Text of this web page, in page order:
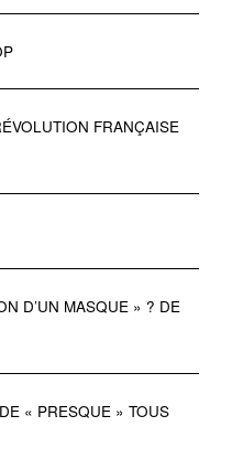
FRANÇAISE
D’UN MASQUE » ? DE
« PRESQUE » TOUS